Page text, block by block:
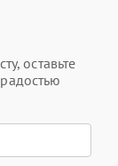
оставьте